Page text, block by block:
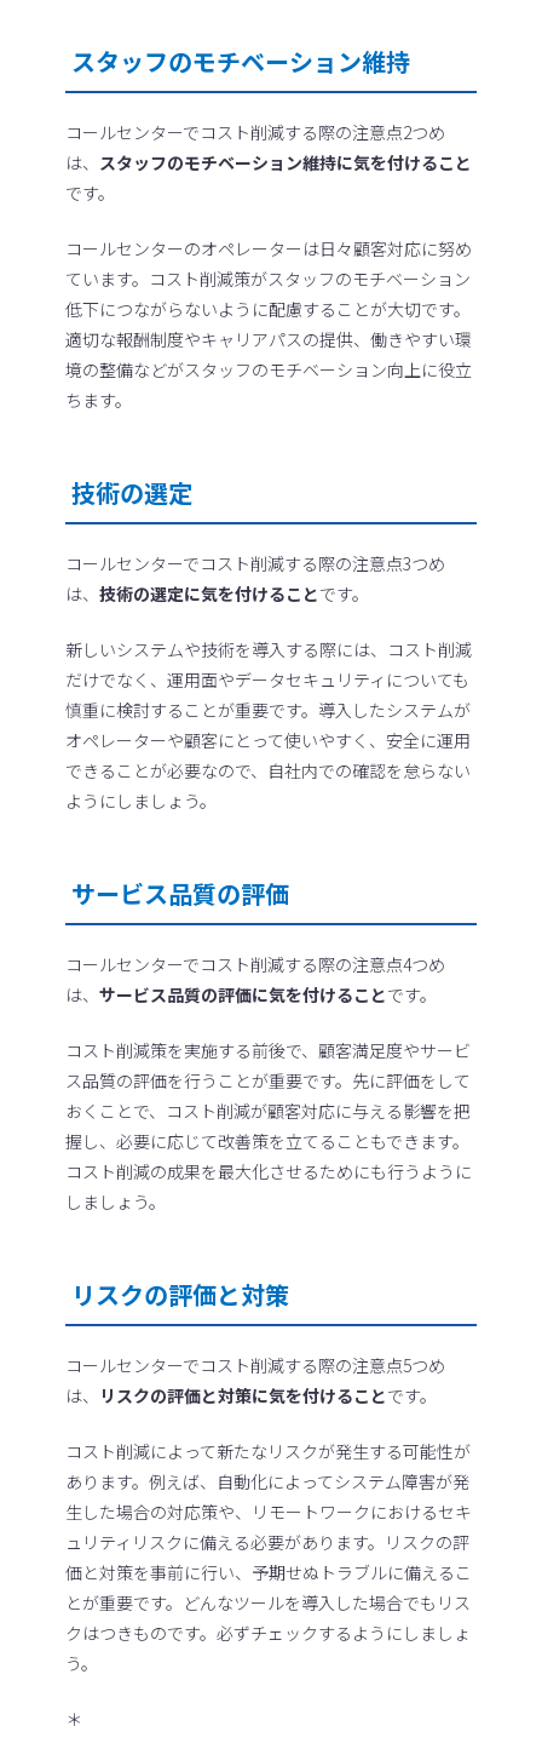
スタッフのモチベーション維持
コールセンターでコスト削減する際の注意点2つめ
は、 スタッフのモチベーション維持に気を付けること
です。
コールセンターのオペレーターは日々顧客対応に努め
ています。コスト削減策がスタッフのモチベーション
低下につながらないように配慮することが大切です。
適切な報酬制度やキャリアパスの提供、働きやすい環
境の整備などがスタッフのモチベーション向上に役立
ちます。
技術の選定
コールセンターでコスト削減する際の注意点3つめ
は、技術の選定に気を付けることです。
新しいシステムや技術を導入する際には、コスト削減
だけでなく、運用面やデータセキュリティについても
慎重に検討することが重要です。導入したシステムが
オペレーターや顧客にとって使いやすく、安全に運用
できることが必要なので、自社内での確認を怠らない
ようにしましょう。
サービス品質の評価
コールセンターでコスト削減する際の注意点4つめ
は、サービス品質の評価に気を付けることです。
コスト削減策を実施する前後で、顧客満足度やサービ
ス品質の評価を行うことが重要です。先に評価をして
おくことで、コスト削減が顧客対応に与える影響を把
握し、必要に応じて改善策を立てることもできます。
コスト削減の成果を最大化させるためにも行うように
しましょう。
リスクの評価と対策
コールセンターでコスト削減する際の注意点5つめ
は、
リスクの評価と対策に気を付けることです。
コスト削減によって新たなリスクが発生する可能性が
あります。例えば、自動化によってシステム障害が発
生した場合の対応策や、リモートワークにおけるセキ
ュリティリスクに備える必要があります。リスクの評
価と対策を事前に行い、予期せぬトラブルに備えるこ
とが重要です。どんなツールを導入した場合でもリス
クはつきものです。必ずチェックするようにしましょ
う。
＊